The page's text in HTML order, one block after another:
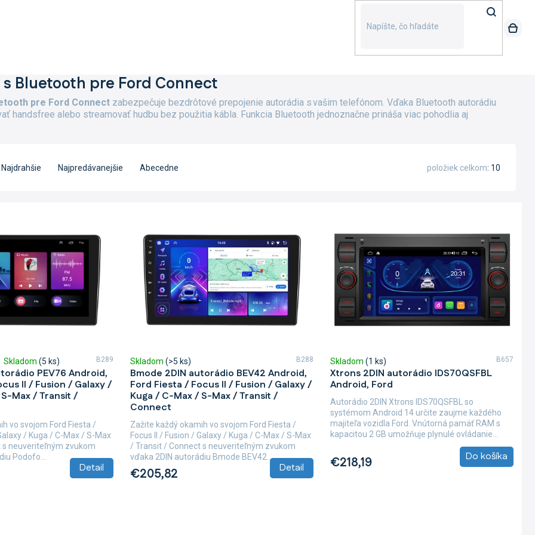
Bluetooth pre Ford Connect
pre Ford Connect zabezpečuje bezdrôtové prepojenie autorádia s vašim telefónom. Vďaka Bluetooth autorádiu
handsfree alebo streamovať hudbu bez použitia kábla. Funkcia Bluetooth jednoznačne prináša viac pohodlia aj
Najdrahšie Najpredávanejšie Abecedne 10
položiek celkom
PEV76 Android,
II / Fusion / Galaxy /
Max / Transit /
Skladom (5 ks)
Detail
vo svojom Ford Fiesta /
/ Kuga / C-Max / S-Max
neuveriteľným zvukom
Podofo...
B289
Bmode 2DIN autorádio BEV42 Android,
Ford Fiesta / Focus II / Fusion / Galaxy /
Kuga / C-Max / S-Max / Transit /
Connect
Skladom (>5 ks)
€205,82 Detail
Zažite každý okamih vo svojom Ford Fiesta /
Focus II / Fusion / Galaxy / Kuga / C-Max / S-Max
/ Transit / Connect s neuveriteľným zvukom
vďaka 2DIN autorádiu Bmode BEV42....
B288
Xtrons 2DIN autorádio IDS70QSFBL
Android, Ford
Skladom (1 ks)
€218,19 Do košíka
Autorádio 2DIN Xtrons IDS70QSFBL so
systémom Android 14 určite zaujme každého
majiteľa vozidla Ford. Vnútorná pamäť RAM s
kapacitou 2 GB umožňuje plynulé ovládanie...
B657